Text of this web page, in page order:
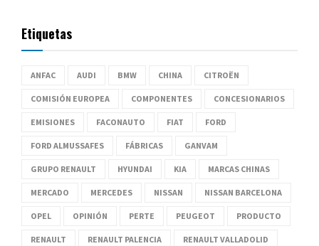
Etiquetas
ANFAC AUDI BMW CHINA CITROËN
COMISIÓN EUROPEA COMPONENTES CONCESIONARIOS
EMISIONES FACONAUTO FIAT FORD
FORD ALMUSSAFES FÁBRICAS GANVAM
GRUPO RENAULT HYUNDAI KIA MARCAS CHINAS
MERCADO MERCEDES NISSAN NISSAN BARCELONA
OPEL OPINIÓN PERTE PEUGEOT PRODUCTO
RENAULT RENAULT PALENCIA RENAULT VALLADOLID